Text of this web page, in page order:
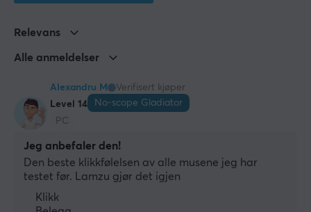
DPI
30000 dpi
50 G
Rullehjul
Ja
Farge
Svart
IPS
Relevans
Alle anmeldelser
Alexandru M
Verifisert kjøper
Level 14
No-scope Gladiator
PC
Jeg anbefaler den!
Den beste klikkfølelsen av alle musene jeg har
testet før. Lamzu gjør det igjen
Klikk